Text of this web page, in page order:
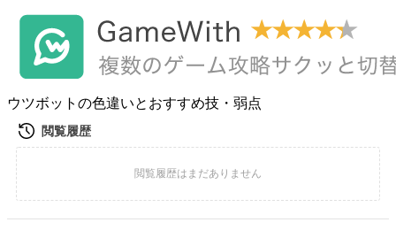
ウツボットの色違いとおすすめ技・弱点